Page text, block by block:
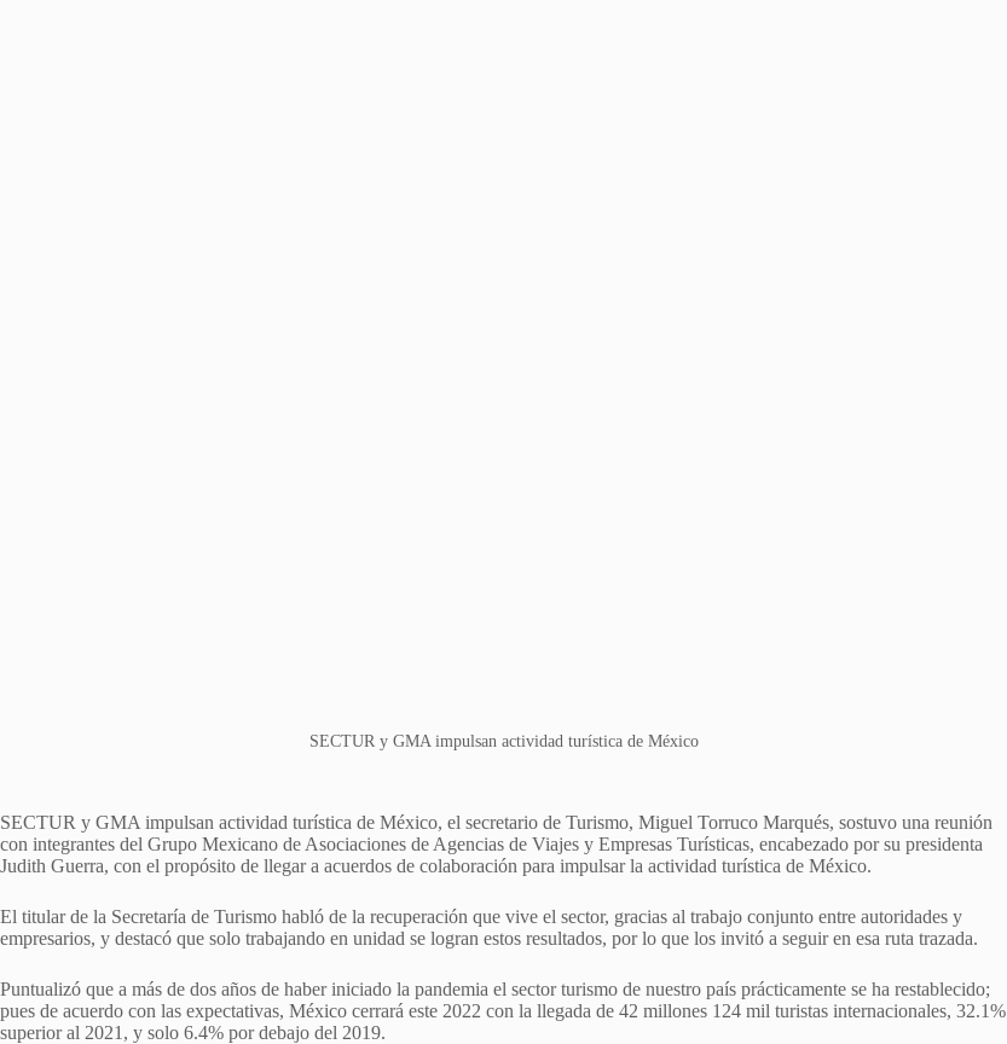
SECTUR y GMA impulsan actividad turística de México
SECTUR y GMA impulsan actividad turística de México, el secretario de Turismo, Miguel Torruco Marqués, sostuvo una reunión
con integrantes del Grupo Mexicano de Asociaciones de Agencias de Viajes y Empresas Turísticas, encabezado por su presidenta
Judith Guerra, con el propósito de llegar a acuerdos de colaboración para impulsar la actividad turística de México.
El titular de la Secretaría de Turismo habló de la recuperación que vive el sector, gracias al trabajo conjunto entre autoridades y
empresarios, y destacó que solo trabajando en unidad se logran estos resultados, por lo que los invitó a seguir en esa ruta trazada.
Puntualizó que a más de dos años de haber iniciado la pandemia el sector turismo de nuestro país prácticamente se ha restablecido;
pues de acuerdo con las expectativas, México cerrará este 2022 con la llegada de 42 millones 124 mil turistas internacionales, 32.1%
superior al 2021, y solo 6.4% por debajo del 2019.